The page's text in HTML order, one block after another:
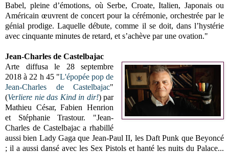
Babel, pleine d’émotions, où Serbe, Croate, Italien, Japonais ou
Américain œuvrent de concert pour la cérémonie, orchestrée par le
génial prodige. Laquelle débute, comme il se doit, dans l’hystérie
avec cinquante minutes de retard, et s’achève par une ovation."
Jean-Charles de Castelbajac
Arte diffusa le 28 septembre
2018 à 22 h 45 "L'épopée pop de
Jean-Charles de Castelbajac"
(Verliere nie das Kind in dir!) par
Mathieu César, Fabien Henrion
et Stéphanie Trastour. "Jean-
Charles de Castelbajac a rhabillé
aussi bien Lady Gaga que Jean-Paul II, les Daft Punk que Beyoncé
; il a aussi dansé avec les Sex Pistols et hanté les nuits du Palace...